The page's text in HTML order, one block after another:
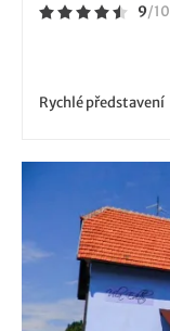
9/10
Rychlépředstavení